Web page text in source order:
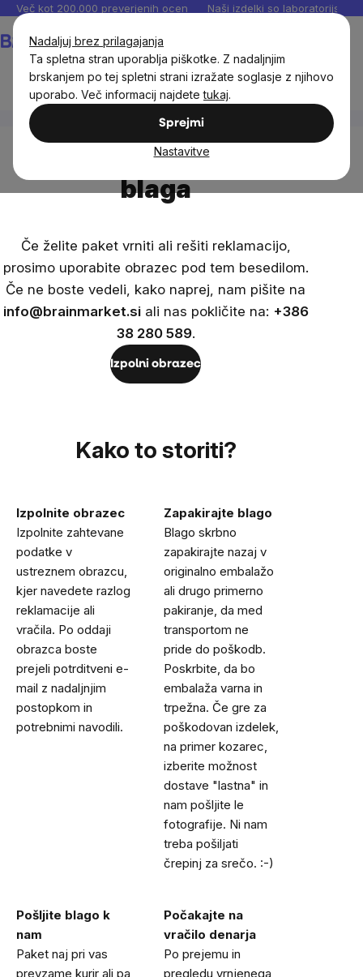
Nadaljuj brez prilagajanja
Ta spletna stran uporablja piškotke. Z nadaljnjim
brskanjem po tej spletni strani izražate soglasje z njihovo
uporabo. Več informacij najdetetukaj.
Sprejmi
Nastavitve
Preskoči
vsebino
Več kot 200.000 preverjenih ocen Naši izdelki so laboratorijsko
Reklamacije in vračilo blaga
Reklamacije in vračila
blaga
Če želite paket vrniti ali rešiti reklamacijo,
prosimo uporabite obrazec pod tem besedilom.
Če ne boste vedeli, kako naprej, nam pišite na
info@brainmarket.siali nas pokličite na: +386
38 280 589.
Izpolni obrazec
Kako to storiti?
Izpolnite obrazec
Izpolnite zahtevane
podatke v
ustreznem obrazcu,
kjer navedete razlog
reklamacije ali
vračila. Po oddaji
obrazca boste
prejeli potrditveni e-
mail z nadaljnjim
postopkom in
potrebnimi navodili.
Zapakirajte blago
Blago skrbno
zapakirajte nazaj v
originalno embalažo
ali drugo primerno
pakiranje, da med
transportom ne
pride do poškodb.
Poskrbite, da bo
embalaža varna in
trpežna. Če gre za
poškodovan izdelek,
na primer kozarec,
izberite možnost
dostave "lastna" in
nam pošljite le
fotografije. Ni nam
treba pošiljati
črepinj za srečo. :-)
Pošljite blago k
nam
Paket naj pri vas
prevzame kurir ali pa
Počakajte na
vračilo denarja
Po prejemu in
pregledu vrnjenega